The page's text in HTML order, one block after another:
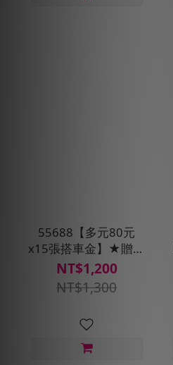
55688【多元80元
x15張搭車金】★贈搭
車金100元
NT$1,200
NT$1,300